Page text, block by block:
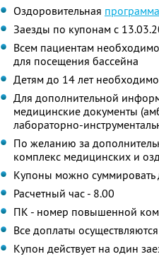
Оздоровительная
Заезды по купонам с
Всем пациентам
для посещения бассейна
Детям до 14 лет
Для дополнительной
медицинские документы
лабораторно-
По желанию за
комплекс медицинских и
Купоны можно
Расчетный час - 8.00
ПК - номер повышенной
Все доплаты
Купон действует на один